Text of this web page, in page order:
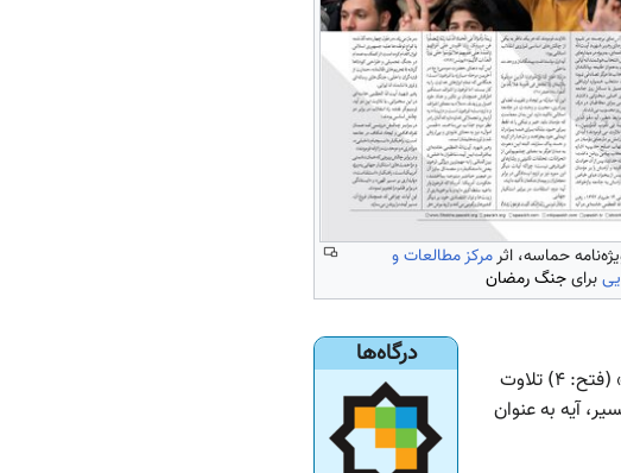
حماسه، اثرمرکز مطالعات و
برایجنگ رمضان
درگاه‌ها
برای نمونه، در برخی شرایط حساس کشور آیه «هُوَ الَّذِی أَنزَلَ السَّکِینَةَ فِی قُلُوبِ الْمُؤْمِنِینَ…» (فتح: ۴) تلاوت
آیه به عنوان